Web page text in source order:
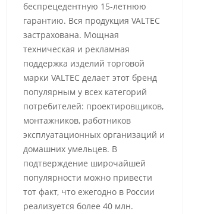
беспрецедентную 15-летнюю
гарантию. Вся продукция VALTEC
застрахована. Мощная
техническая и рекламная
поддержка изделий торговой
марки VALTEC делает этот бренд
популярным у всех категорий
потребителей: проектировщиков,
монтажников, работников
эксплуатационных организаций и
домашних умельцев. В
подтверждение широчайшей
популярности можно привести
тот факт, что ежегодно в России
реализуется более 40 млн.